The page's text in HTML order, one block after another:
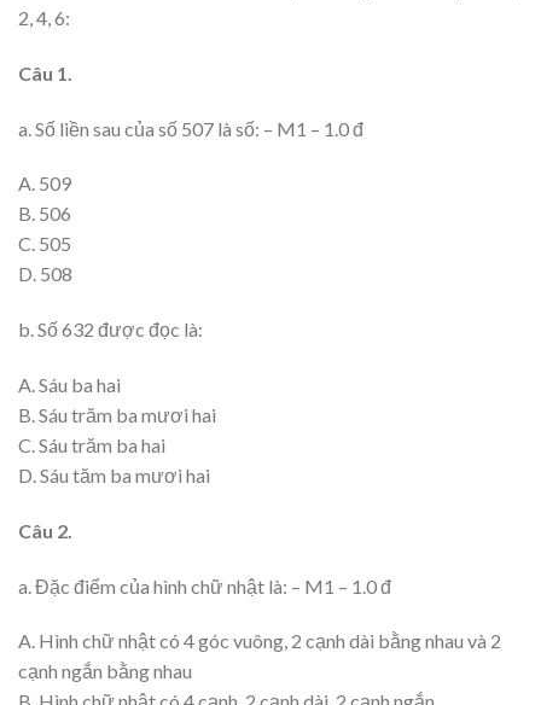
2, 4, 6:
Câu 1.
a. Số liền sau của số 507 là số: – M1 – 1.0 đ
A. 509
B. 506
C. 505
D. 508
b. Số 632 được đọc là:
A. Sáu ba hai
B. Sáu trăm ba mươi hai
C. Sáu trăm ba hai
D. Sáu tăm ba mươi hai
Câu 2.
a. Đặc điểm của hình chữ nhật là: – M1 – 1.0 đ
A. Hình chữ nhật có 4 góc vuông, 2 cạnh dài bằng nhau và 2
cạnh ngắn bằng nhau